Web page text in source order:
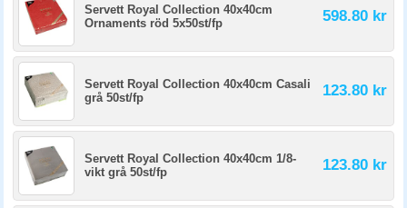
Servett Royal Collection 40x40cm
Ornaments röd 5x50st/fp
598.80 kr
Servett Royal Collection 40x40cm Casali
grå 50st/fp
123.80 kr
Servett Royal Collection 40x40cm 1/8-
vikt grå 50st/fp
123.80 kr